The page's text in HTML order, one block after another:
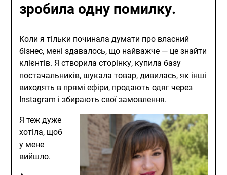
зробила одну помилку.
Коли я тільки починала думати про власний
бізнес, мені здавалось, що найважче — це знайти
клієнтів. Я створила сторінку, купила базу
постачальників, шукала товар, дивилась, як інші
виходять в прямі ефіри, продають одяг через
Instagram і збирають свої замовлення.
Я теж дуже
хотіла, щоб
у мене
вийшло.